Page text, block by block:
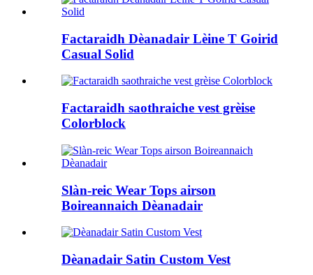
Factaraidh Dèanadair Lèine T Goirid
Casual Solid
Factaraidh saothraiche vest grèise
Colorblock
Slàn-reic Wear Tops airson
Boireannaich Dèanadair
Dèanadair Satin Custom Vest